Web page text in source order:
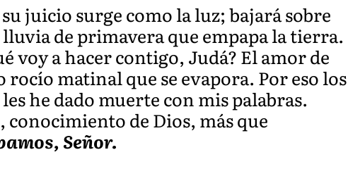
juicio surge como la luz; bajará sobre
de primavera que empapa la tierra.
voy a hacer contigo, Judá? El amor de
matinal que se evapora. Por eso los
he dado muerte con mis palabras.
de Dios, más que
Señor.